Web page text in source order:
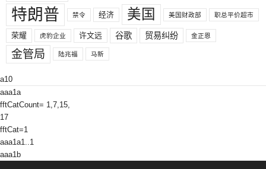
特朗普 禁令 经济 美国 美国财政部 职总平价超市
荣耀 虎豹企业 许文远 谷歌 贸易纠纷 金正恩
金管局 陆兆福 马新
a10
aaa1a
fftCatCount= 1,7,15,
17
fftCat=1
aaa1a1..1
aaa1b